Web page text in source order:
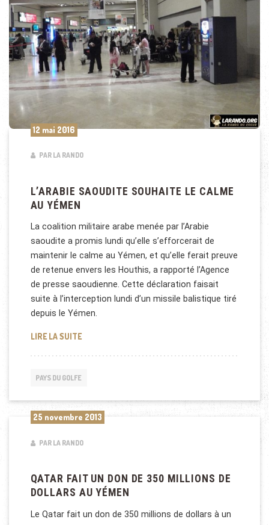
12 mai 2016
PAR LA RANDO
L’ARABIE SAOUDITE SOUHAITE LE CALME
AU YÉMEN
La coalition militaire arabe menée par l’Arabie
saoudite a promis lundi qu’elle s’efforcerait de
maintenir le calme au Yémen, et qu’elle ferait preuve
de retenue envers les Houthis, a rapporté l’Agence
de presse saoudienne. Cette déclaration faisait
suite à l’interception lundi d’un missile balistique tiré
depuis le Yémen.
LIRE LA SUITEL’ARABIE SAOUDITE SOUHAITE LE CALME AU YÉMEN
PAYS DU GOLFE
25 novembre 2013
PAR LA RANDO
QATAR FAIT UN DON DE 350 MILLIONS DE
DOLLARS AU YÉMEN
Le Qatar fait un don de 350 millions de dollars à un